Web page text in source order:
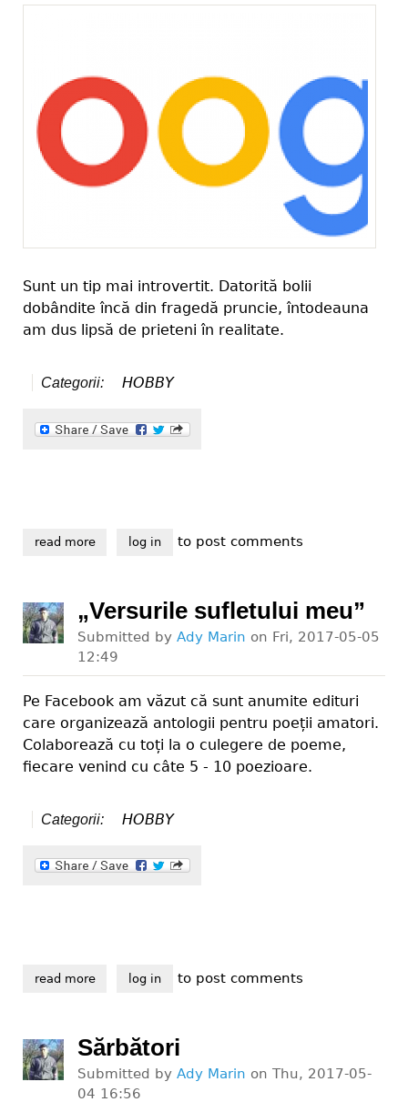
Sunt un tip mai introvertit. Datorită bolii
dobândite încă din fragedă pruncie, întodeauna
am dus lipsă de prieteni în realitate.
Categorii: HOBBY
read moreabout maturizare virtuală
log in to post comments
„Versurile sufletului meu”
Submitted by Ady Marin on Fri, 2017-05-05
12:49
Pe Facebook am văzut că sunt anumite edituri
care organizează antologii pentru poeții amatori.
Colaborează cu toți la o culegere de poeme,
fiecare venind cu câte 5 - 10 poezioare.
Categorii: HOBBY
read moreabout „versurile sufletului meu”
log in to post comments
Sărbători
Submitted by Ady Marin on Thu, 2017-05-
04 16:56